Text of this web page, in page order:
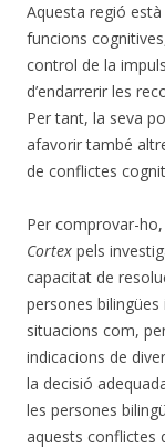
Aquesta regió
funcions
control de la
d’endarrerir les
Per tant, la seva
afavorir també
de conflictes
Per comprovar-
Cortex pels
capacitat de
persones bilingües
situacions com,
indicacions de
la decisió
les persones
aquests conflictes